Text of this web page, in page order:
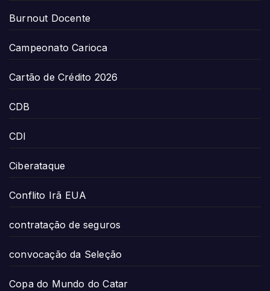
Burnout Docente
Campeonato Carioca
Cartão de Crédito 2026
CDB
CDI
Ciberataque
Conflito Irã EUA
contratação de seguros
convocação da Seleção
Copa do Mundo do Catar